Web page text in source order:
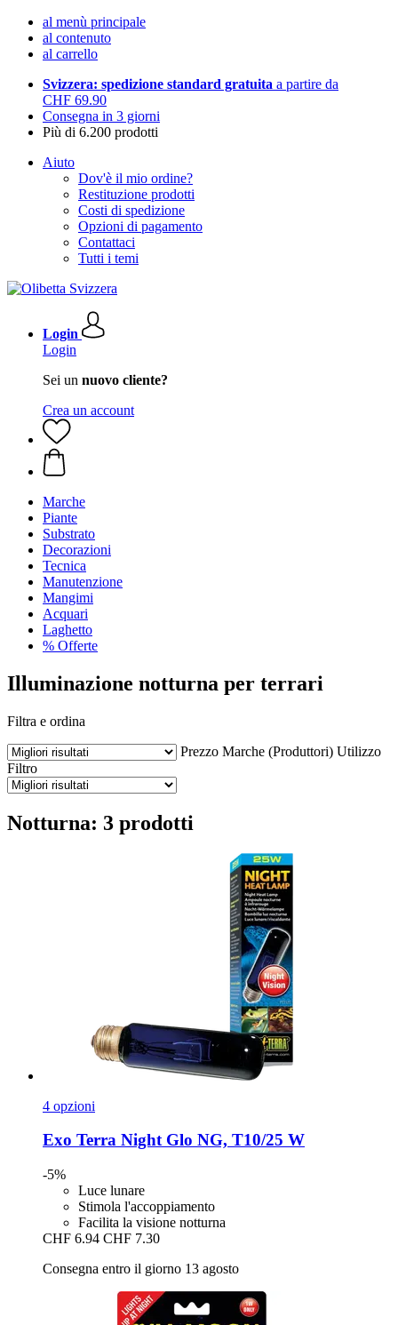
al menù principale
al contenuto
al carrello
Svizzera: spedizione standard gratuita a partire da
CHF 69.90
Consegna in 3 giorni
Più di 6.200 prodotti
Aiuto
Dov'è il mio ordine?
Restituzione prodotti
Costi di spedizione
Opzioni di pagamento
Contattaci
Tutti i temi
Login
Login
Sei un nuovo cliente?
Crea un account
Marche
Piante
Substrato
Decorazioni
Tecnica
Manutenzione
Mangimi
Acquari
Laghetto
% Offerte
Illuminazione notturna per terrari
Filtra e ordina
Prezzo Marche (Produttori) Utilizzo
Filtro
Notturna: 3 prodotti
4 opzioni
Exo Terra Night Glo NG, T10/25 W
-5%
Luce lunare
Stimola l'accoppiamento
Facilita la visione notturna
CHF 6.94 CHF 7.30
Consegna entro il giorno 13 agosto